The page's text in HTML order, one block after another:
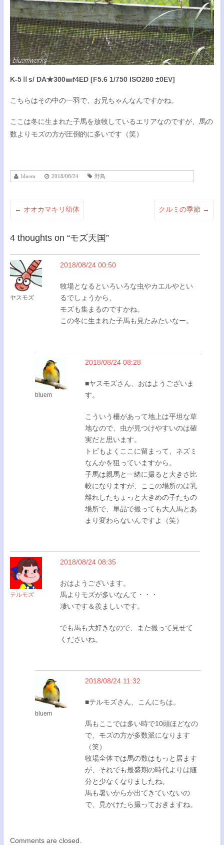
K-5Ⅱs/ DA★300㎜f4ED [F5.6 1/750 ISO280 ±0EV]
こちらはその中の一羽で、お兄ちゃんなんですかね。
ここは冬に生まれた子馬を放牧しているエリアなのですが、馬の
数よりモズの方が圧倒的に多いです（笑）
bluem 2018/08/24 野鳥
← オオカマキリ幼体 クルミの季節 →
4 thoughts on “モズ天国”
ヤスモズ
2018/08/24 00:50
牧場となるといろいろな虫やカエルやとい
るでしょうから、
モズも集まるのですかね。
この冬に生まれた子馬も見たみたいなー。
bluem
2018/08/24 08:28
■ヤスモズさん、おはようございま
す。
こういう柵があって地上は平坦な草
地なので、虫が見つけやすいのは確
実だと思います。
トビもよくここに留まって、ネズミ
なんかを狙っていますから。
子馬は親馬と一緒に撮ると大きさ比
較になりますが、ここの場所のは乳
離れしたちょっと大きめの子たちの
場所で、単品で撮っても大人馬とあ
まり変わらないんですよ（笑）
テルモズ
2018/08/24 08:35
おはようございます。
馬よりモズが多いなんて・・・
凄いです＆羨ましいです。
でも馬も大好きなので、また撮って見せて
くださいね。
bluem
2018/08/24 11:32
■テルモズさん、こんにちは。
馬もここでは多い時で10頭ほどなの
で、モズの方が多数派になります
（笑）
牧場全体では馬の数はもっと居ます
が、それでも最盛期の時代よりは随
分と少なくなりましたね。
馬も暑いからか出てきていないの
で、見かけたら撮っておきますね。
Comments are closed.